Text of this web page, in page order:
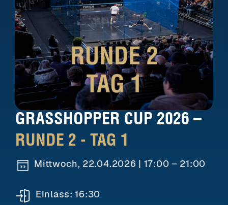
GRASSHOPPER CUP 2026 –
RUNDE 2 - TAG 1
Mittwoch, 22.04.2026 | 17:00 – 21:00
Einlass:16:30